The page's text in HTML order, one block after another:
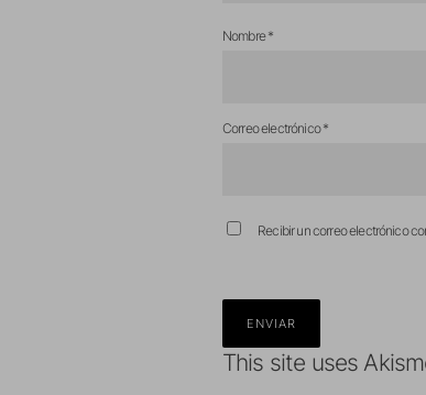
Nombre*
Correo electrónico*
Recibir un correo electrónico
This site uses